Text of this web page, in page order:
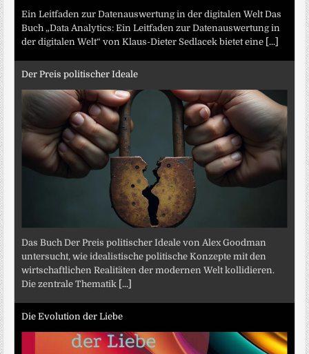
Ein Leitfaden zur Datenauswertung in der digitalen Welt Das
Buch „Data Analytics: Ein Leitfaden zur Datenauswertung in
der digitalen Welt“ von Klaus-Dieter Sedlacek bietet eine [...]
Der Preis politischer Ideale
Das Buch Der Preis politischer Ideale von Alex Goodman
untersucht, wie idealistische politische Konzepte mit den
wirtschaftlichen Realitäten der modernen Welt kollidieren.
Die zentrale Thematik [...]
Die Evolution der Liebe